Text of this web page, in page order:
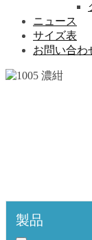
ニュース
サイズ表
お問い合わ
製品